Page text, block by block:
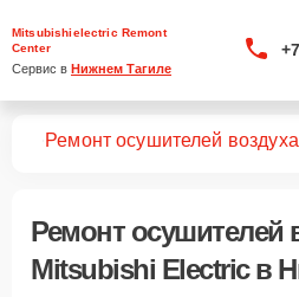
Mitsubishielectric Remont
Center
Сервис в Нижнем Тагиле
Ремонт осушителей воздуха
Ремонт осушителей
Mitsubishi Electricв